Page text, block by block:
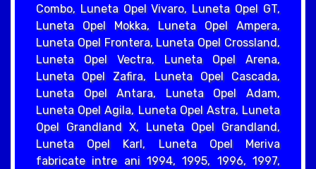
Combo, Luneta Opel Vivaro, Luneta Opel GT,
Luneta Opel Mokka, Luneta Opel Ampera,
Luneta Opel Frontera, Luneta Opel Crossland,
Luneta Opel Vectra, Luneta Opel Arena,
Luneta Opel Zafira, Luneta Opel Cascada,
Luneta Opel Antara, Luneta Opel Adam,
Luneta Opel Agila, Luneta Opel Astra, Luneta
Opel Grandland X, Luneta Opel Grandland,
Luneta Opel Karl, Luneta Opel Meriva
fabricate intre ani 1994, 1995, 1996, 1997,